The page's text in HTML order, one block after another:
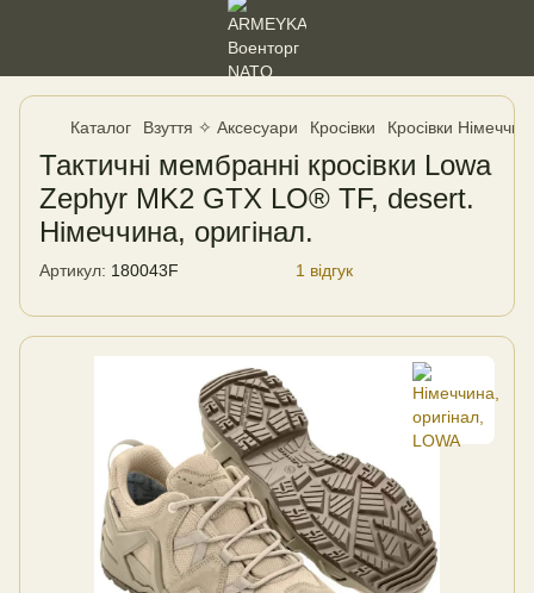
Каталог Взуття ✧ Аксесуари Кросівки Кросівки
Тактичні мембранні кросівки Lowa
Zephyr MK2 GTX LO® TF, desert.
Німеччина, оригінал.
Артикул: 180043F 1 відгук